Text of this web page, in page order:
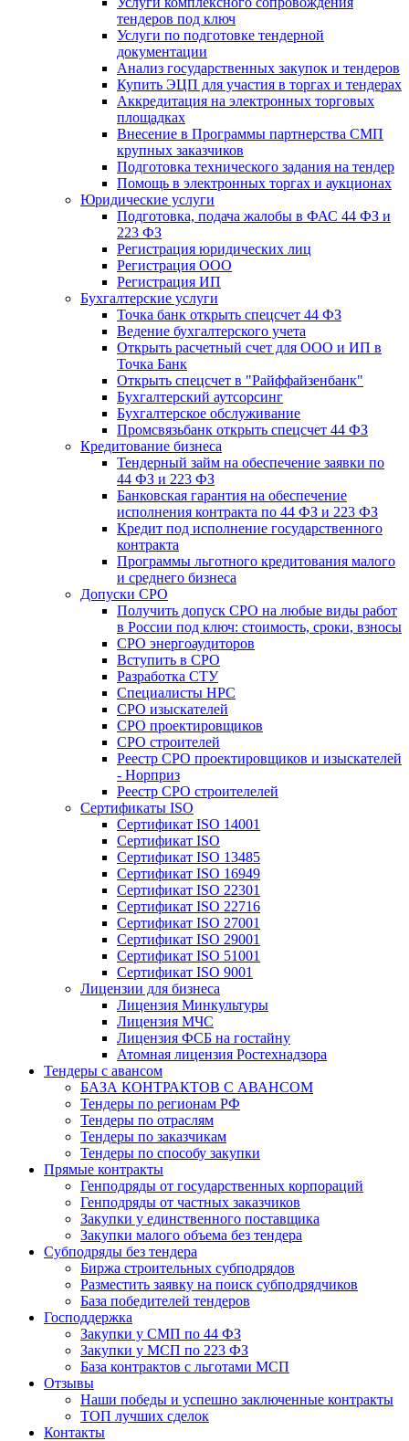
тендеров под ключ
Услуги по подготовке тендерной
документации
Анализ государственных закупок и тендеров
Купить ЭЦП для участия в торгах и тендерах
Аккредитация на электронных торговых
площадках
Внесение в Программы партнерства СМП
крупных заказчиков
Подготовка технического задания на тендер
Помощь в электронных торгах и аукционах
Юридические услуги
Подготовка, подача жалобы в ФАС 44 ФЗ и
223 ФЗ
Регистрация юридических лиц
Регистрация ООО
Регистрация ИП
Бухгалтерские услуги
Точка банк открыть спецсчет 44 ФЗ
Ведение бухгалтерского учета
Открыть расчетный счет для ООО и ИП в
Точка Банк
Открыть спецсчет в "Райффайзенбанк"
Бухгалтерский аутсорсинг
Бухгалтерское обслуживание
Промсвязьбанк открыть спецсчет 44 ФЗ
Кредитование бизнеса
Тендерный займ на обеспечение заявки по
44 ФЗ и 223 ФЗ
Банковская гарантия на обеспечение
исполнения контракта по 44 ФЗ и 223 ФЗ
Кредит под исполнение государственного
контракта
Программы льготного кредитования малого
и среднего бизнеса
Допуски СРО
Получить допуск СРО на любые виды работ
в России под ключ: стоимость, сроки, взносы
СРО энергоаудиторов
Вступить в СРО
Разработка СТУ
Специалисты НРС
СРО изыскателей
СРО проектировщиков
СРО строителей
Реестр СРО проектировщиков и изыскателей
- Норприз
Реестр СРО строителелей
Сертификаты ISO
Сертификат ISO 14001
Сертификат ISO
Сертификат ISO 13485
Сертификат ISO 16949
Сертификат ISO 22301
Сертификат ISO 22716
Сертификат ISO 27001
Сертификат ISO 29001
Сертификат ISO 51001
Сертификат ISO 9001
Лицензии для бизнеса
Лицензия Минкультуры
Лицензия МЧС
Лицензия ФСБ на гостайну
Атомная лицензия Ростехнадзора
Тендеры с авансом
БАЗА КОНТРАКТОВ С АВАНСОМ
Тендеры по регионам РФ
Тендеры по отраслям
Тендеры по заказчикам
Тендеры по способу закупки
Прямые контракты
Генподряды от государственных корпораций
Генподряды от частных заказчиков
Закупки у единственного поставщика
Закупки малого объема без тендера
Субподряды без тендера
Биржа строительных субподрядов
Разместить заявку на поиск субподрядчиков
База победителей тендеров
Господдержка
Закупки у СМП по 44 ФЗ
Закупки у МСП по 223 ФЗ
База контрактов с льготами МСП
Отзывы
Наши победы и успешно заключенные контракты
ТОП лучших сделок
Контакты